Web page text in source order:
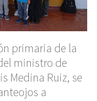
primaria de la
ministro de
Medina Ruiz, se
a